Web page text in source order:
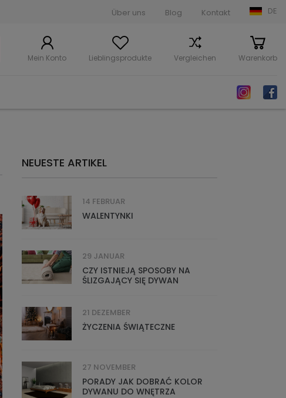
Über uns Blog Kontakt DE
Mein Konto Lieblingsprodukte Vergleichen Warenkorb
NEUESTE ARTIKEL
14 FEBRUAR
WALENTYNKI
29 JANUAR
CZY ISTNIEJĄ SPOSOBY NA
ŚLIZGAJĄCY SIĘ DYWAN
21 DEZEMBER
ŻYCZENIA ŚWIĄTECZNE
27 NOVEMBER
PORADY JAK DOBRAĆ KOLOR
DYWANU DO WNĘTRZA